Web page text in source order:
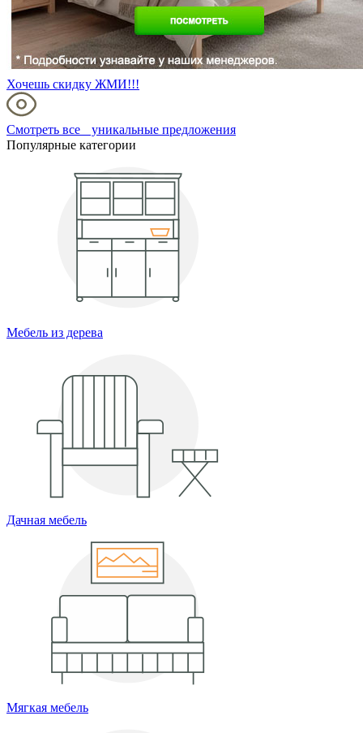
Хочешь скидку ЖМИ!!!
Смотреть все уникальные предложения
Популярные категории
Мебель из дерева
Дачная мебель
Мягкая мебель